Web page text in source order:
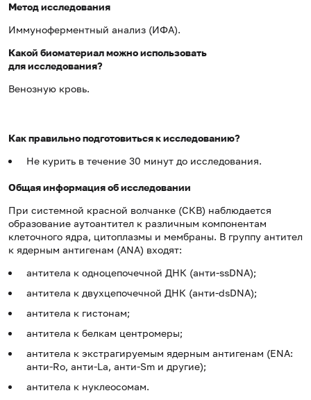
Метод исследования
Иммуноферментный анализ (ИФА).
Какой биоматериал можно использовать
для исследования?
Венозную кровь.
Как правильно подготовиться к исследованию?
Не курить в течение 30 минут до исследования.
Общая информация об исследовании
При системной красной волчанке (СКВ) наблюдается
образование аутоантител к различным компонентам
клеточного ядра, цитоплазмы и мембраны. В группу антител
к ядерным антигенам (ANA) входят:
антитела к одноцепочечной ДНК (анти-ssDNA);
антитела к двухцепочечной ДНК (анти-dsDNA);
антитела к гистонам;
антитела к белкам центромеры;
антитела к экстрагируемым ядерным антигенам (ENA:
анти-Ro, анти-La, анти-Sm и другие);
антитела к нуклеосомам.